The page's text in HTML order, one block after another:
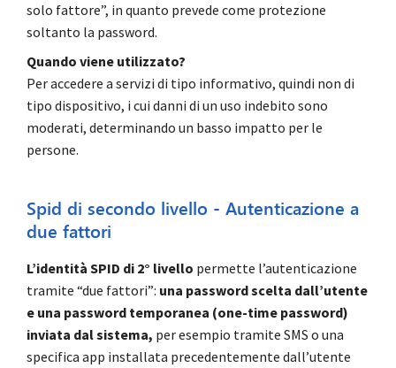
solo fattore”, in quanto prevede come protezione
soltanto la password.
Quando viene utilizzato?
Per accedere a servizi di tipo informativo, quindi non di
tipo dispositivo, i cui danni di un uso indebito sono
moderati, determinando un basso impatto per le
persone.
Spid di secondo livello - Autenticazione a
due fattori
L’identità SPID di 2° livello permette l’autenticazione
tramite “due fattori”: una password scelta dall’utente
e una password temporanea (one-time password)
inviata dal sistema, per esempio tramite SMS o una
specifica app installata precedentemente dall’utente